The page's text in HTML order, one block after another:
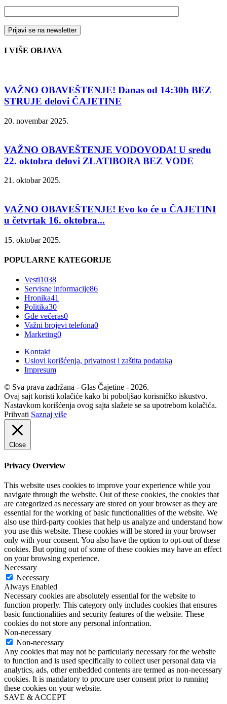
I VIŠE OBJAVA
VAŽNO OBAVEŠTENJE! Danas od 14:30h BEZ
STRUJE delovi ČAJETINE
20. novembar 2025.
VAŽNO OBAVEŠTENJE VODOVODA! U sredu
22. oktobra delovi ZLATIBORA BEZ VODE
21. oktobar 2025.
VAŽNO OBAVEŠTENJE! Evo ko će u ČAJETINI
u četvrtak 16. oktobra...
15. oktobar 2025.
POPULARNE KATEGORIJE
Vesti1038
Servisne informacije86
Hronika41
Politika30
Gde večeras0
Važni brojevi telefona0
Marketing0
Kontakt
Uslovi korišćenja, privatnost i zaštita podataka
Impresum
© Sva prava zadržana - Glas Čajetine - 2026.
Ovaj sajt koristi kolačiće kako bi poboljšao korisničko iskustvo.
Nastavkom korišćenja ovog sajta slažete se sa upotrebom kolačića.
Prihvati Saznaj više
Close
Privacy Overview
This website uses cookies to improve your experience while you
navigate through the website. Out of these cookies, the cookies that
are categorized as necessary are stored on your browser as they are
essential for the working of basic functionalities of the website. We
also use third-party cookies that help us analyze and understand how
you use this website. These cookies will be stored in your browser
only with your consent. You also have the option to opt-out of these
cookies. But opting out of some of these cookies may have an effect
on your browsing experience.
Necessary
Necessary
Always Enabled
Necessary cookies are absolutely essential for the website to
function properly. This category only includes cookies that ensures
basic functionalities and security features of the website. These
cookies do not store any personal information.
Non-necessary
Non-necessary
Any cookies that may not be particularly necessary for the website
to function and is used specifically to collect user personal data via
analytics, ads, other embedded contents are termed as non-necessary
cookies. It is mandatory to procure user consent prior to running
these cookies on your website.
SAVE & ACCEPT